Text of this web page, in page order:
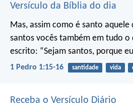
Versículo da Bíblia do dia
Mas, assim como é santo aquele
santos vocês também em tudo o
escrito: “Sejam santos, porque
1 Pedro 1:15-16 santidade vida
Receba o Versículo Diário